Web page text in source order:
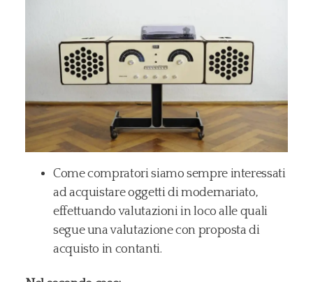
Come compratori siamo sempre interessati
ad acquistare oggetti di modernariato,
effettuando valutazioni in loco alle quali
segue una valutazione con proposta di
acquisto in contanti.